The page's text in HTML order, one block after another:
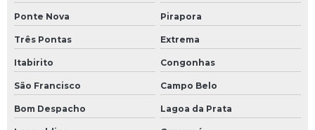
Ponte Nova Pirapora
Três Pontas Extrema
Itabirito Congonhas
São Francisco Campo Belo
Bom Despacho Lagoa da Prata